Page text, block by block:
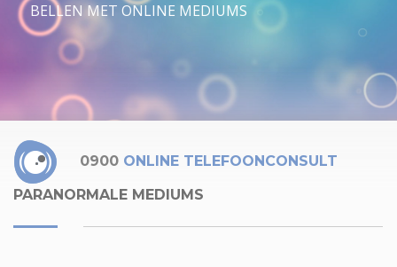
BELLEN MET ONLINE MEDIUMS
0900 ONLINE TELEFOONCONSULT
PARANORMALE MEDIUMS